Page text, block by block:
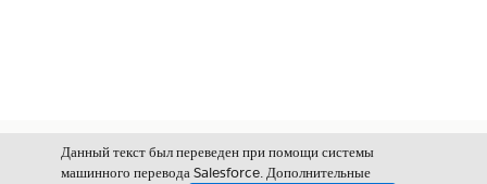
Данный текст был переведен при помощи системы
машинного перевода Salesforce. Дополнительные